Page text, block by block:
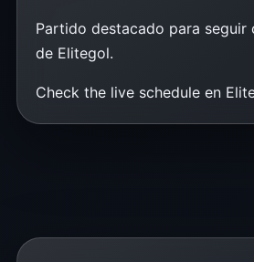
Partido destacado para seguir
de Elitegol.
Check the live schedule en